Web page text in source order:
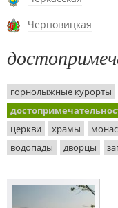
Черновицкая
горнолыжные курорты
церкви
храмы
водопады
дворцы